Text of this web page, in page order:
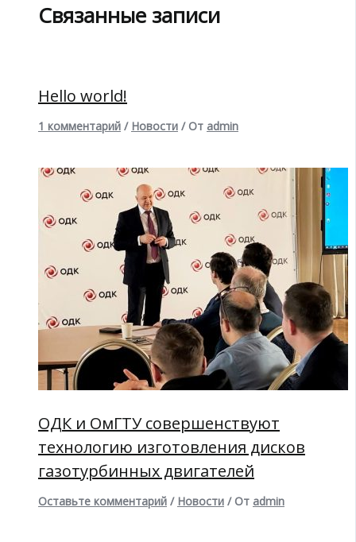
Связанные записи
Hello world!
1 комментарий / Новости / От admin
ОДК и ОмГТУ совершенствуют
технологию изготовления дисков
газотурбинных двигателей
Оставьте комментарий / Новости / От admin